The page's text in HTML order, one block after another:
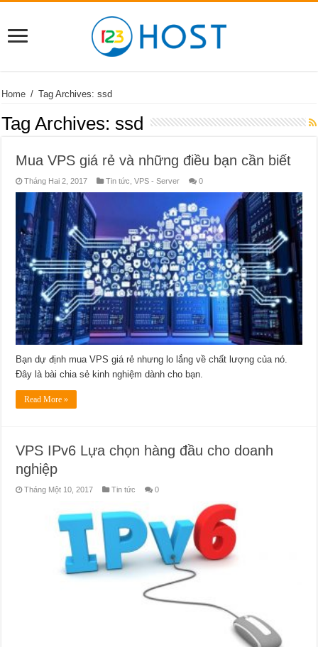
Home / Tag Archives: ssd
Tag Archives:ssd
Mua VPS giá rẻ và những điều bạn cần biết
Tháng Hai 2, 2017 Tin tức ,VPS - Server 0
Bạn dự định mua VPS giá rẻ nhưng lo lắng về chất lượng của nó.
Đây là bài chia sẻ kinh nghiệm dành cho bạn.
Read More »
VPS IPv6 Lựa chọn hàng đầu cho doanh
nghiệp
Tháng Một 10, 2017 Tin tức 0